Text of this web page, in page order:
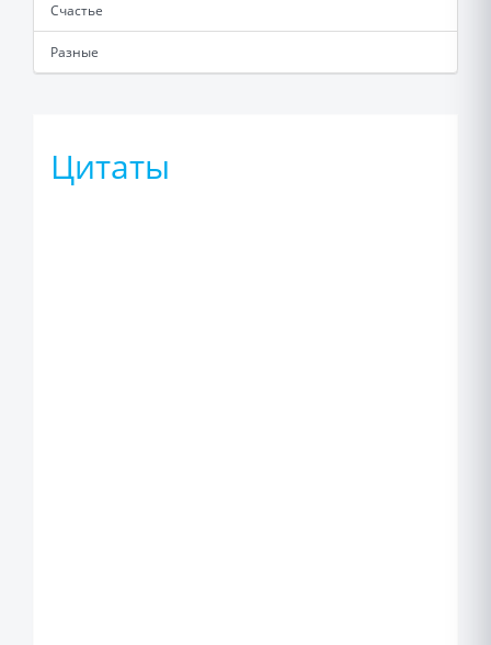
Счастье
Разные
Цитаты